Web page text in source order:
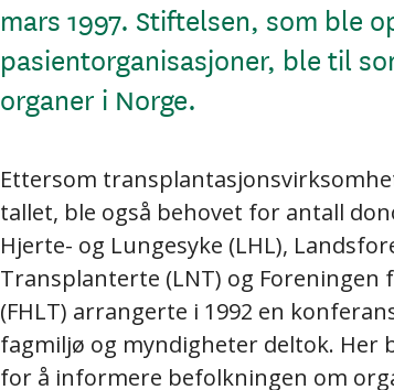
mars 1997. Stiftelsen, som ble
pasientorganisasjoner, ble til
organer i Norge.
Ettersom
tallet, ble også behovet for antall
Hjerte- og Lungesyke (LHL),
Transplanterte (LNT) og
(FHLT) arrangerte i 1992 en
fagmiljø og myndigheter deltok. Her
for å informere befolkningen om